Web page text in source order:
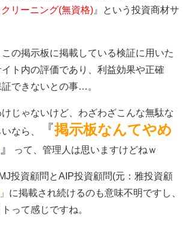
リーニング(無資格) 』という投資商材サ
の掲示板に掲載している検証に用いた
ト内の評価であり、利益効果や正確
できないとの事…。
じゃないけど、わざわざこんな無駄な
なら、
『掲示板なんてやめ
』 って、管理人は思いますけどねｗ
投資顧問とAIP投資顧問(元：雅投資顧
」に掲載され続けるのも意味不明ですし、
って感じですね。